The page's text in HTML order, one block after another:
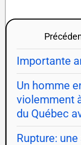
Importante
Un homme
violemment
du Québec
Rupture: